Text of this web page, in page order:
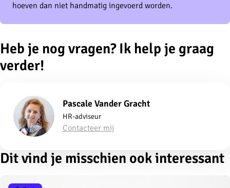
hoeven dan niet handmatig ingevoerd worden.
Heb je nog vragen? Ik help je graag
verder!
Pascale Vander Gracht
HR-adviseur
Contacteer mij
Dit vind je misschien ook interessant